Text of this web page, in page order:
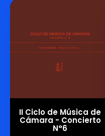
II Ciclo de Música de
Cámara - Concierto
N°6